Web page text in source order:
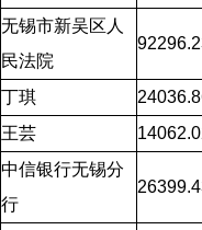
无锡市新吴区人
民法院
丁琪
王芸
中信银行无锡分
行